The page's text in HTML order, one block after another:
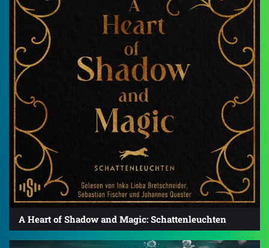
A Heart of Shadow and Magic: Schattenleuchten